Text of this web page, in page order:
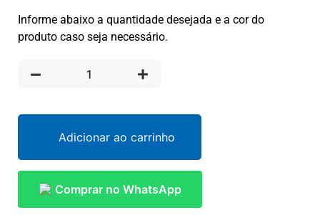
Informe abaixo a quantidade desejada e a cor do
produto caso seja necessário.
Adicionar ao carrinho
Comprar no WhatsApp